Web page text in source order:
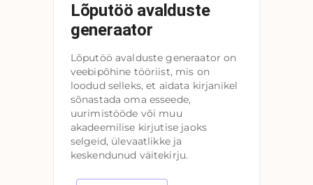
Lõputöö avalduste
generaator
Lõputöö avalduste generaator on
veebipõhine tööriist, mis on
loodud selleks, et aidata kirjanikel
sõnastada oma esseede,
uurimistööde või muu
akadeemilise kirjutise jaoks
selgeid, ülevaatlikke ja
keskendunud väitekirju.